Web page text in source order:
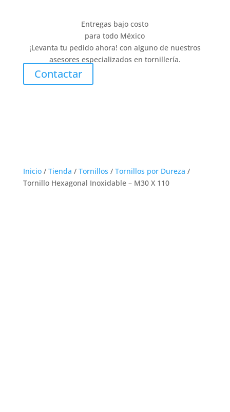
Entregas bajo costo
para todo México
¡Levanta tu pedido ahora! con alguno de nuestros
asesores especializados en tornillería.
Contactar
Inicio/ Tienda / Tornillos / Tornillos por Dureza /
Tornillo Hexagonal Inoxidable – M30 X 110